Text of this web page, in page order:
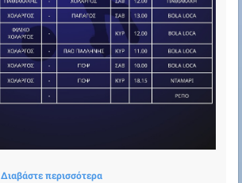
Διαβάστε περισσότερα